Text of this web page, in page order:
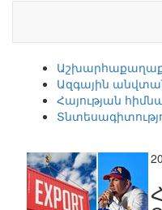
Ազգային
Հայության